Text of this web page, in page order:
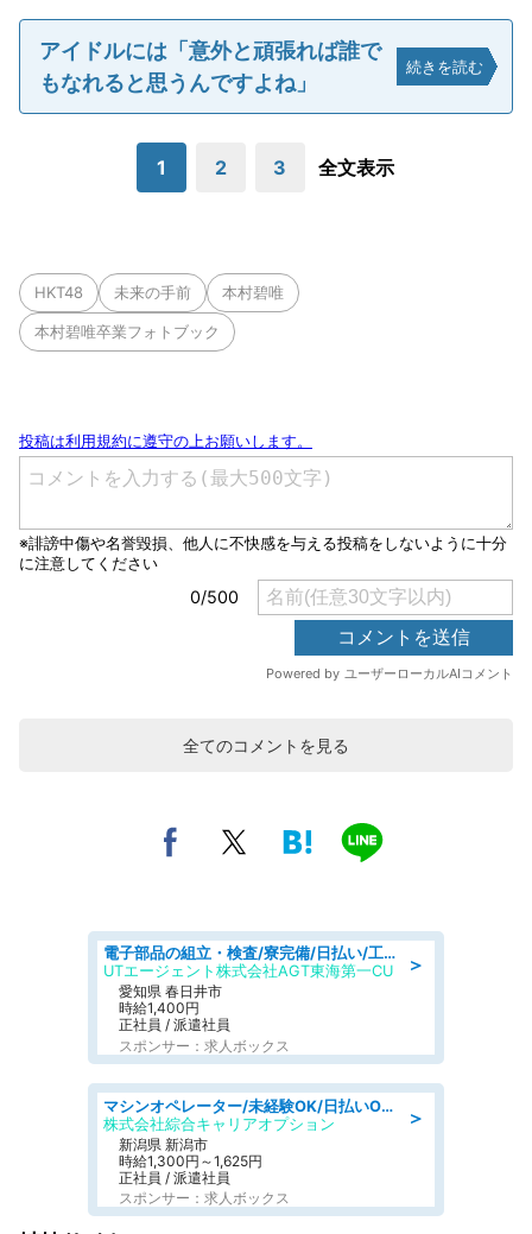
アイドルには「意外と頑張れば誰で
もなれると思うんですよね」
続きを読む
1 2 3 全文表示
HKT48 未来の手前 本村碧唯
本村碧唯卒業フォトブック
全てのコメントを見る
＞
電子部品の組立・検査/寮完備/日払い/工場・製造
UTエージェント株式会社AGT東海第一CU
愛知県 春日井市
時給1,400円
正社員 / 派遣社員
スポンサー：求人ボックス
＞
マシンオペレーター/未経験OK/日払いOK/寮費無料/交替制/20・30・40代活躍中
株式会社綜合キャリアオプション
新潟県 新潟市
時給1,300円～1,625円
正社員 / 派遣社員
スポンサー：求人ボックス